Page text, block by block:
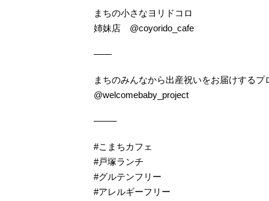
まちの小さなヨリドコロ
姉妹店 @coyorido_cafe
——
まちのみんなから出産祝いをお届けするプ
@welcomebaby_project
——–
#こまちカフェ
#戸塚ランチ
#グルテンフリー
#アレルギーフリー